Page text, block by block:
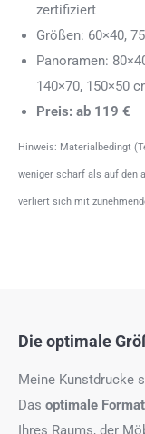
zertifiziert
Größen: 60×40,
Panoramen:
140×70, 150×50
Preis: ab 119 €
Hinweis: Materialbedingt
weniger scharf als auf den
verliert sich mit
Die optimale
Meine Kunstdrucke
Das optimale Format
Ihres Raums, der